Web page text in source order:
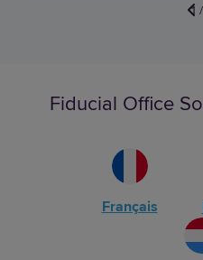
1 /
Fiducial Office
Français